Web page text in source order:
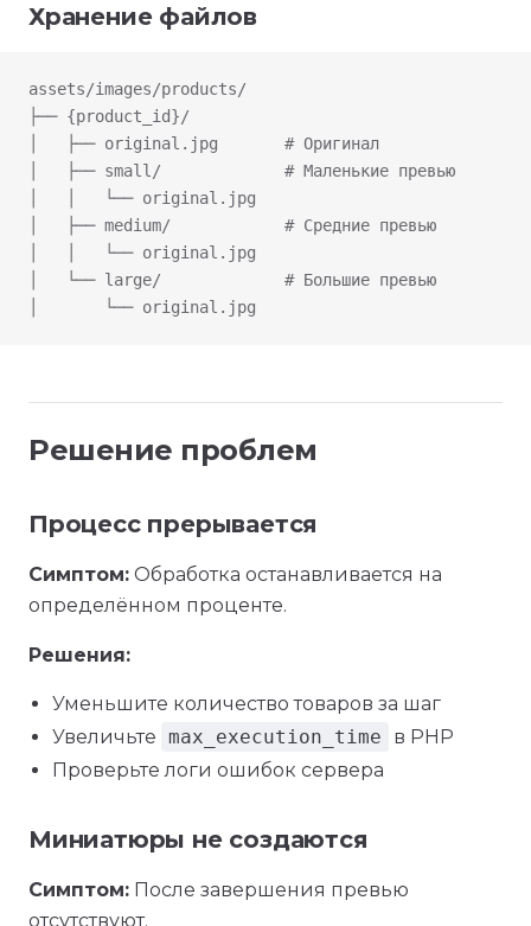
Хранение файлов
assets/images/products/
├── {product_id}/
│   ├── original.jpg       # Оригинал
│   ├── small/             # Маленькие превью
│   │   └── original.jpg
│   ├── medium/            # Средние превью
│   │   └── original.jpg
│   └── large/             # Большие превью
│       └── original.jpg
Решение проблем
Процесс прерывается
Симптом: Обработка останавливается на
определённом проценте.
Решения:
Уменьшите количество товаров за шаг
Увеличьте max_execution_time
в PHP
Проверьте логи ошибок сервера
Миниатюры не создаются
Симптом: После завершения превью
отсутствуют.